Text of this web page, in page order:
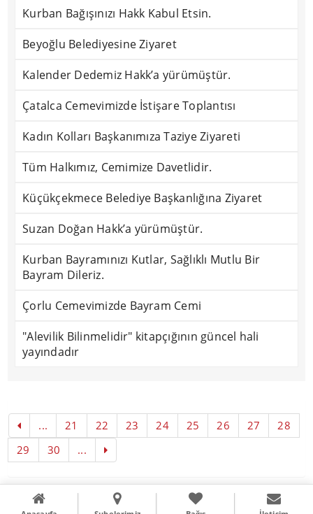
Kurban Bağışınızı Hakk Kabul Etsin.
Beyoğlu Belediyesine Ziyaret
Kalender Dedemiz Hakk’a yürümüştür.
Çatalca Cemevimizde İstişare Toplantısı
Kadın Kolları Başkanımıza Taziye Ziyareti
Tüm Halkımız, Cemimize Davetlidir.
Küçükçekmece Belediye Başkanlığına Ziyaret
Suzan Doğan Hakk’a yürümüştür.
Kurban Bayramınızı Kutlar, Sağlıklı Mutlu Bir
Bayram Dileriz.
Çorlu Cemevimizde Bayram Cemi
"Alevilik Bilinmelidir" kitapçığının güncel hali
yayındadır
... 21 22 23 24 25 26 27
28
29
30 ...
Copyright © 2016 Literal Webdizayn